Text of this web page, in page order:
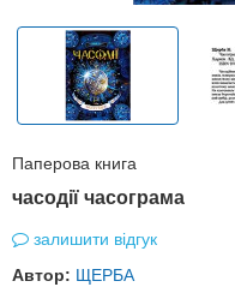
Паперова книга
часодії часограма
залишити відгук
Автор: ЩЕРБА